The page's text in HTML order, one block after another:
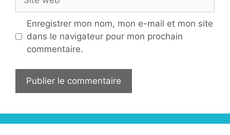
web
Enregistrer mon nom, mon e-mail et mon site
dans le navigateur pour mon prochain
commentaire.